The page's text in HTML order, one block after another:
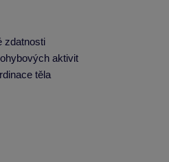
zdatnosti
aktivit
těla